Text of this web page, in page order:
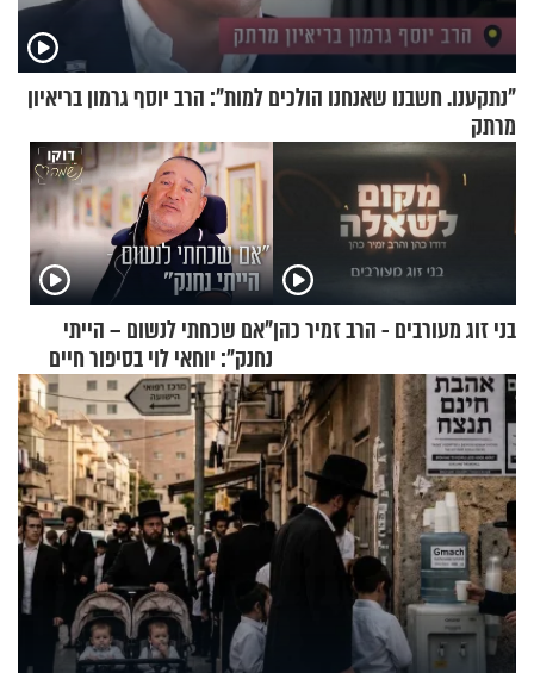
"נתקענו. חשבנו שאנחנו הולכים למות": הרב יוסף גרמון בריאיון
מרתק
בני זוג מעורבים - הרב זמיר כהן"אם שכחתי לנשום – הייתי
נחנק": יוחאי לוי בסיפור חיים
מעורר השראה